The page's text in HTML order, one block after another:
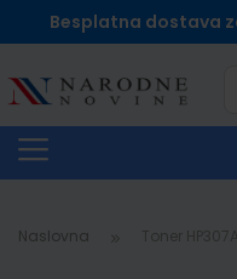
Besplatna dostava
Naslovna